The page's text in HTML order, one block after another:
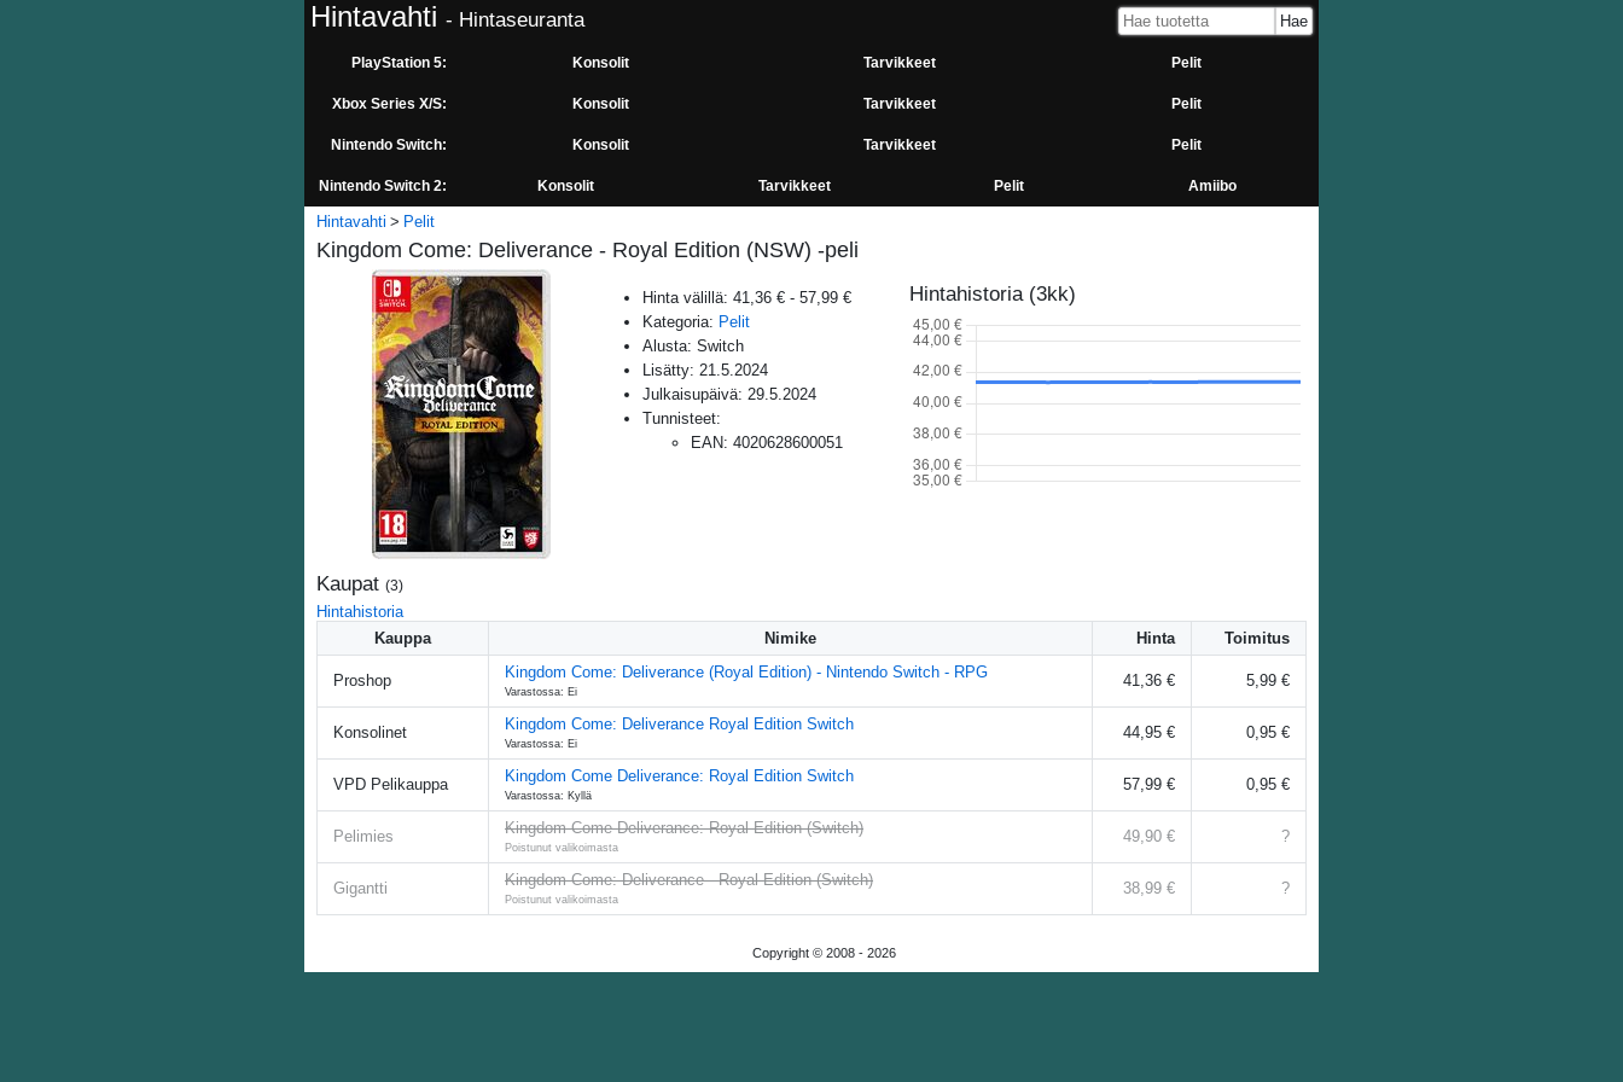
Hintavahti - Hintaseuranta
PlayStation 5: Konsolit Tarvikkeet Pelit
Xbox Series X/S: Konsolit Tarvikkeet Pelit
Nintendo Switch: Konsolit Tarvikkeet Pelit
Nintendo Switch 2: Konsolit Tarvikkeet Pelit Amiibo
Hintavahti Pelit
Kingdom Come: Deliverance - Royal Edition (NSW) -peli
Hinta välillä: 41,36 € - 57,99 €
Kategoria: Pelit
Alusta: Switch
Lisätty: 21.5.2024
Julkaisupäivä: 29.5.2024
Tunnisteet:
EAN: 4020628600051
Hintahistoria (3kk)
Kaupat (3)
Hintahistoria
Kauppa
Nimike Hinta Toimitus
Proshop Kingdom Come: Deliverance (Royal Edition) - Nintendo Switch - RPG
Varastossa: Ei
41,36 € 5,99 €
Konsolinet Kingdom Come: Deliverance Royal Edition Switch
Varastossa: Ei
44,95 € 0,95 €
VPD Pelikauppa Kingdom Come Deliverance: Royal Edition Switch
Varastossa: Kyllä
57,99 € 0,95 €
Pelimies Kingdom Come Deliverance: Royal Edition (Switch)
Poistunut valikoimasta
49,90 € ?
Gigantti Kingdom Come: Deliverance - Royal Edition (Switch)
Poistunut valikoimasta
38,99 € ?
Copyright © 2008 - 2026